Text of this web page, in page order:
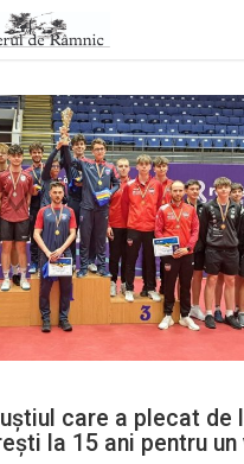
care a plecat de
la 15 ani pentru un